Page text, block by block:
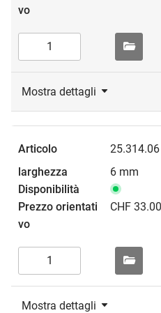
Mostra dettagli
25.314.06
6 mm
CHF
Mostra dettagli